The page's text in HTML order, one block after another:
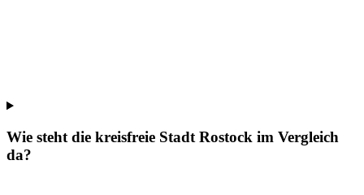
Wie steht die kreisfreie Stadt Rostock im Vergleich
da?